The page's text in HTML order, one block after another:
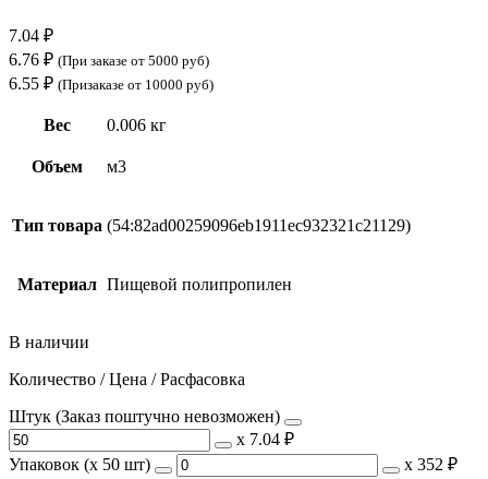
7.04 ₽
6.76 ₽ (При заказе от 5000 руб)
6.55 ₽ (Призаказе от 10000 руб)
Вес 0.006 кг
Объем м3
Тип товара (54:82ad00259096eb1911ec932321c21129)
Материал Пищевой полипропилен
В наличии
Количество / Цена / Расфасовка
Штук (Заказ поштучно невозможен)
х 7.04 ₽
Упаковок (x 50 шт)
х 352 ₽